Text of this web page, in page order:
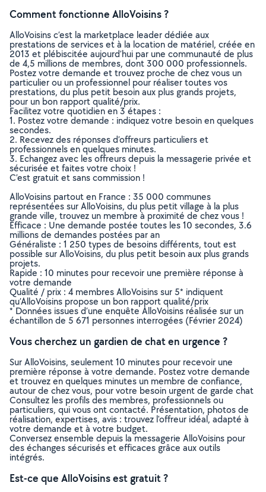
Comment fonctionne AlloVoisins ?
AlloVoisins c’est la marketplace leader dédiée aux
prestations de services et à la location de matériel, créée en
2013 et plébiscitée aujourd’hui par une communauté de plus
de 4,5 millions de membres, dont 300 000 professionnels.
Postez votre demande et trouvez proche de chez vous un
particulier ou un professionnel pour réaliser toutes vos
prestations, du plus petit besoin aux plus grands projets,
pour un bon rapport qualité/prix.
Facilitez votre quotidien en 3 étapes :
1. Postez votre demande : indiquez votre besoin en quelques
secondes.
2. Recevez des réponses d’offreurs particuliers et
professionnels en quelques minutes.
3. Echangez avec les offreurs depuis la messagerie privée et
sécurisée et faites votre choix !
C’est gratuit et sans commission !
AlloVoisins partout en France : 35 000 communes
représentées sur AlloVoisins, du plus petit village à la plus
grande ville, trouvez un membre à proximité de chez vous !
Efficace : Une demande postée toutes les 10 secondes, 3.6
millions de demandes postées par an
Généraliste : 1 250 types de besoins différents, tout est
possible sur AlloVoisins, du plus petit besoin aux plus grands
projets.
Rapide : 10 minutes pour recevoir une première réponse à
votre demande
Qualité / prix : 4 membres AlloVoisins sur 5* indiquent
qu’AlloVoisins propose un bon rapport qualité/prix
* Données issues d’une enquête AlloVoisins réalisée sur un
échantillon de 5 671 personnes interrogées (Février 2024)
Vous cherchez un gardien de chat en urgence ?
Sur AlloVoisins, seulement 10 minutes pour recevoir une
première réponse à votre demande. Postez votre demande
et trouvez en quelques minutes un membre de confiance,
autour de chez vous, pour votre besoin urgent de garde chat
Consultez les profils des membres, professionnels ou
particuliers, qui vous ont contacté. Présentation, photos de
réalisation, expertises, avis : trouvez l'offreur idéal, adapté à
votre demande et à votre budget.
Conversez ensemble depuis la messagerie AlloVoisins pour
des échanges sécurisés et efficaces grâce aux outils
intégrés.
Est-ce que AlloVoisins est gratuit ?